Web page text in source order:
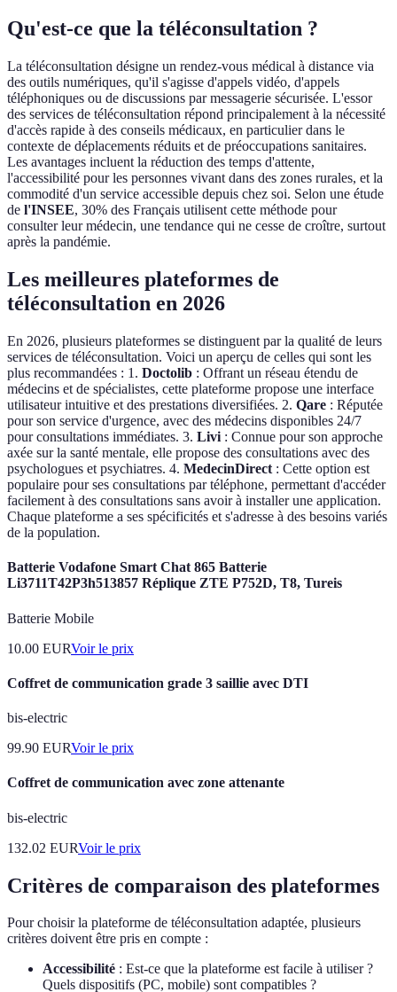
Qu'est-ce que la téléconsultation ?
La téléconsultation désigne un rendez-vous médical à distance via
des outils numériques, qu'il s'agisse d'appels vidéo, d'appels
téléphoniques ou de discussions par messagerie sécurisée. L'essor
des services de téléconsultation répond principalement à la nécessité
d'accès rapide à des conseils médicaux, en particulier dans le
contexte de déplacements réduits et de préoccupations sanitaires.
Les avantages incluent la réduction des temps d'attente,
l'accessibilité pour les personnes vivant dans des zones rurales, et la
commodité d'un service accessible depuis chez soi. Selon une étude
de l'INSEE, 30% des Français utilisent cette méthode pour
consulter leur médecin, une tendance qui ne cesse de croître, surtout
après la pandémie.
Les meilleures plateformes de
téléconsultation en 2026
En 2026, plusieurs plateformes se distinguent par la qualité de leurs
services de téléconsultation. Voici un aperçu de celles qui sont les
plus recommandées : 1. Doctolib : Offrant un réseau étendu de
médecins et de spécialistes, cette plateforme propose une interface
utilisateur intuitive et des prestations diversifiées. 2. Qare : Réputée
pour son service d'urgence, avec des médecins disponibles 24/7
pour consultations immédiates. 3. Livi : Connue pour son approche
axée sur la santé mentale, elle propose des consultations avec des
psychologues et psychiatres. 4. MedecinDirect : Cette option est
populaire pour ses consultations par téléphone, permettant d'accéder
facilement à des consultations sans avoir à installer une application.
Chaque plateforme a ses spécificités et s'adresse à des besoins variés
de la population.
Batterie Vodafone Smart Chat 865 Batterie
Li3711T42P3h513857 Réplique ZTE P752D, T8, Tureis
Batterie Mobile
10.00 EURVoir le prix
Coffret de communication grade 3 saillie avec DTI
bis-electric
99.90 EURVoir le prix
Coffret de communication avec zone attenante
bis-electric
132.02 EURVoir le prix
Critères de comparaison des plateformes
Pour choisir la plateforme de téléconsultation adaptée, plusieurs
critères doivent être pris en compte :
Accessibilité : Est-ce que la plateforme est facile à utiliser ?
Quels dispositifs (PC, mobile) sont compatibles ?